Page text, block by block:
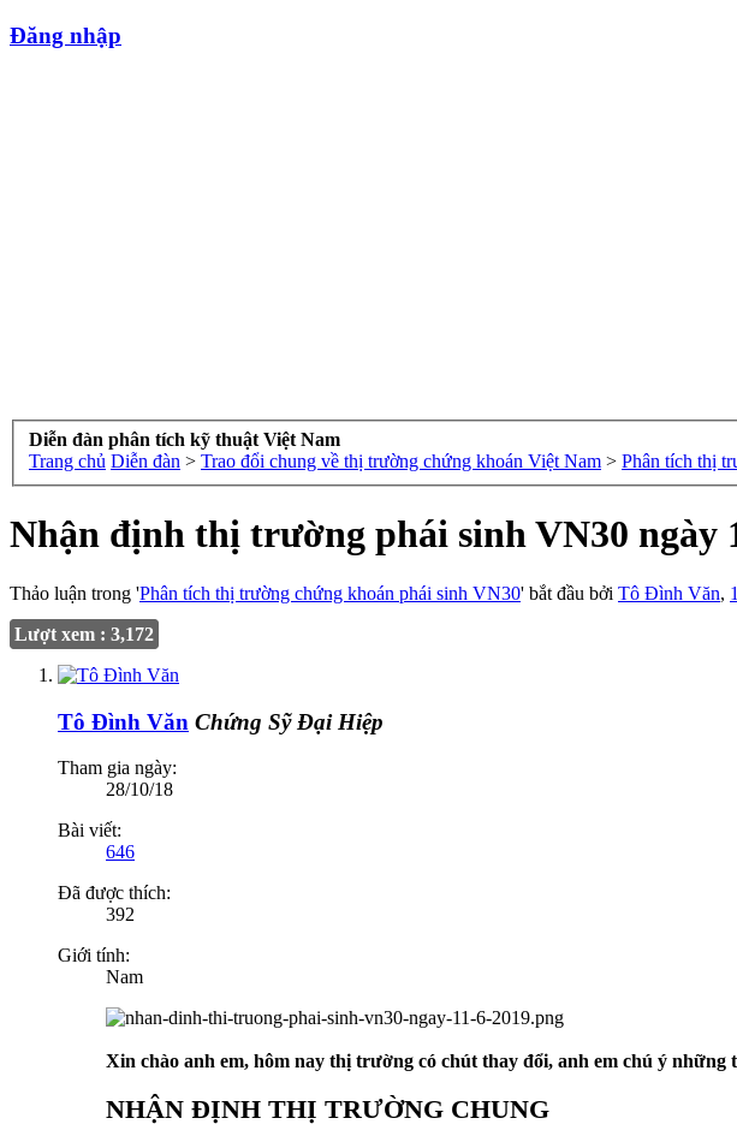
Đăng nhập
Diễn đàn phân tích kỹ thuật Việt Nam
Trang chủ Diễn đàn > Trao đổi chung về thị trường chứng khoán Việt Nam > Phân tích thị
Nhận định thị trường phái sinh VN30 ngày
Thảo luận trong 'Phân tích thị trường chứng khoán phái sinh VN30' bắt đầu bởi Tô Đình Văn,
Lượt xem : 3,172
Tô Đình Văn Chứng Sỹ Đại Hiệp
Tham gia ngày:
28/10/18
Bài viết:
646
Đã được thích:
392
Giới tính:
Nam
Xin chào anh em, hôm nay thị trường có chút thay đổi, anh em chú ý những
NHẬN ĐỊNH THỊ TRƯỜNG CHUNG